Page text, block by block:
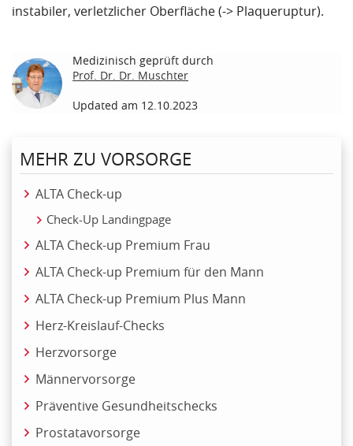
instabiler, verletzlicher Oberfläche (-> Plaqueruptur).
Medizinisch geprüft durch
Prof. Dr. Dr. Muschter
Updated am 12.10.2023
MEHR ZU VORSORGE
ALTA Check-up
Check-Up Landingpage
ALTA Check-up Premium Frau
ALTA Check-up Premium für den Mann
ALTA Check-up Premium Plus Mann
Herz-Kreislauf-Checks
Herzvorsorge
Männervorsorge
Präventive Gesundheitschecks
Prostatavorsorge